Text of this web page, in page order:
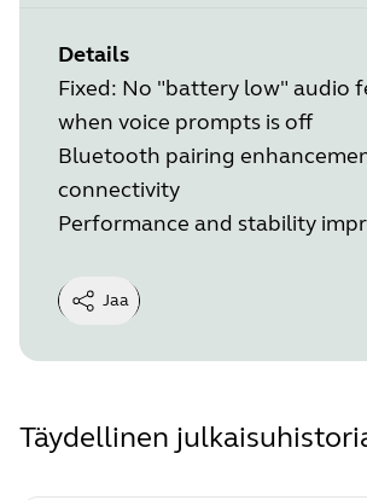
Details
Fixed: No "battery low" audio
when voice prompts is off
Bluetooth pairing
connectivity
Performance and stability
Jaa
Täydellinen